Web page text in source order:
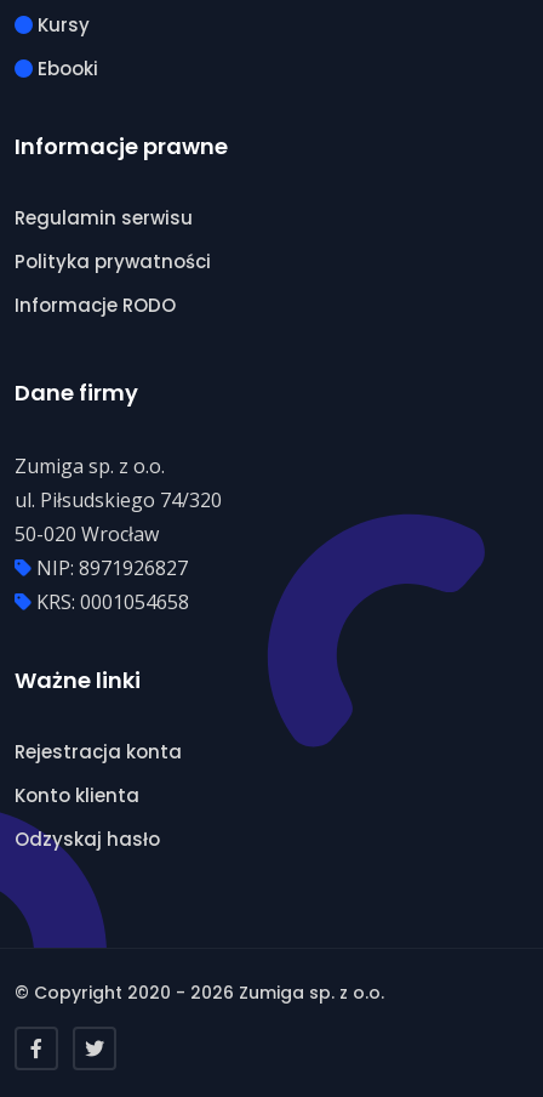
Kursy
Ebooki
Informacje prawne
Regulamin serwisu
Polityka prywatności
Informacje RODO
Dane firmy
Zumiga sp. z o.o.
ul. Piłsudskiego 74/320
50-020 Wrocław
NIP: 8971926827
KRS: 0001054658
Ważne linki
Rejestracja konta
Konto klienta
Odzyskaj hasło
© Copyright 2020 - 2026 Zumiga sp. z o.o.